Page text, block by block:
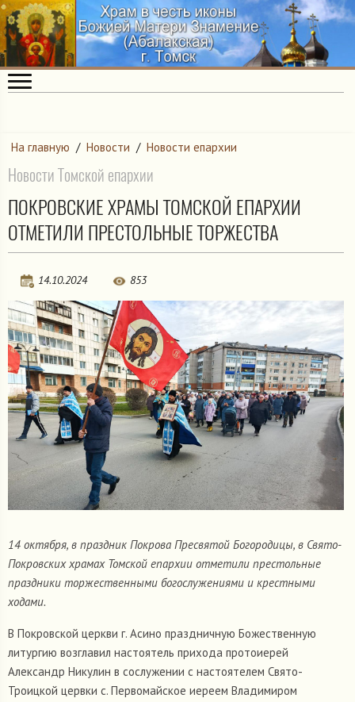
На главную / Новости / Новости епархии
Новости Томской епархии
ПОКРОВСКИЕ ХРАМЫ ТОМСКОЙ ЕПАРХИИ
ОТМЕТИЛИ ПРЕСТОЛЬНЫЕ ТОРЖЕСТВА
14.10.2024 853
14 октября, в праздник Покрова Пресвятой Богородицы, в Свято-
Покровских храмах Томской епархии отметили престольные
праздники торжественными богослужениями и крестными
ходами.
В Покровской церкви г. Асино праздничную Божественную
литургию возглавил настоятель прихода протоиерей
Александр Никулин в сослужении с настоятелем Свято-
Троицкой цервки с. Первомайское иереем Владимиром